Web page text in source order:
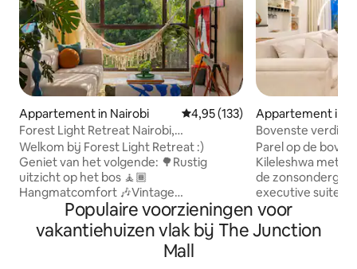
Appartement in Nairobi Gemiddelde beoordeling van
4,95 (133)
Forest Light Retreat Nairobi,
fitnessruimte, zwembad
Welkom bij Forest Light Retreat :)
Geniet van het volgende: 🌳Rustig
uitzicht op het bos 🧘🏾
Hangmatcomfort 🎶Vintage
platenspeler 💿Vinylcollectie 🏋🏾‍♀️Volledig
uitgeruste fitnessruimte 🏊🏼‍♀️ Verwarmd
zwembad 🎱Biljarttafels 🏓Pingpong 💼
werkruimte 🚀Snelle wifi 🍿Netflix 🏮
Appartement in
Bovenste
zonsondergang -
kantoor en back-
Parel op de
Kileleshwa met
de
executive suite
volledig kantoor,
stellen en thuiswerkers.
minuten van
Populaire voorzieningen voor
vakantiehuizen vlak bij The Junction
Mall